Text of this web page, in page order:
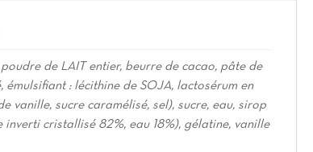
de LAIT entier, beurre de cacao, pâte de
émulsifiant : lécithine de SOJA, lactosérum en
vanille, sucre caramélisé, sel), sucre, eau, sirop
cristallisé 82%, eau 18%), gélatine, vanille